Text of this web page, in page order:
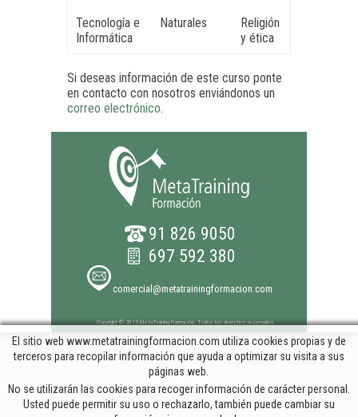
El sitio web www.metatrainingformacion.com utiliza cookies propias y de
terceros para recopilar información que ayuda a optimizar su visita a sus
páginas web.
No se utilizarán las cookies para recoger información de carácter personal.
Usted puede permitir su uso o rechazarlo, también puede cambiar su
Tecnología e
Informática
Naturales
Religión
y ética
Si deseas información de este curso ponte
en contacto con nosotros enviándonos un
correo electrónico.
91 826 9050
697 592 380
comercial@metatrainingformacion.com
Copyright © 2015 MetaTraining Formación. Todos los derechos reservados.